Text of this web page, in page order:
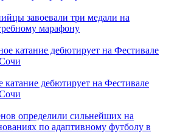
завоевали три медали на
марафону
дебютирует на Фестивале